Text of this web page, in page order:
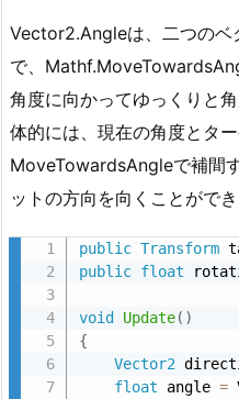
タ
リ
ン
グ
の
イ
ン
2.
e
SerializeField の使用
private void
}
/// <summary>
/// ターゲットに
private void
{
Quaternion
Vector2.Angleは、二つのベ
で、
角度に向かってゆっくりと
体的には、現在の角度とタ
MoveTowardsAngleで補間
ットの方向を向くことができ
public Transform
public float
void Update( )
{
Vector2
float angle =